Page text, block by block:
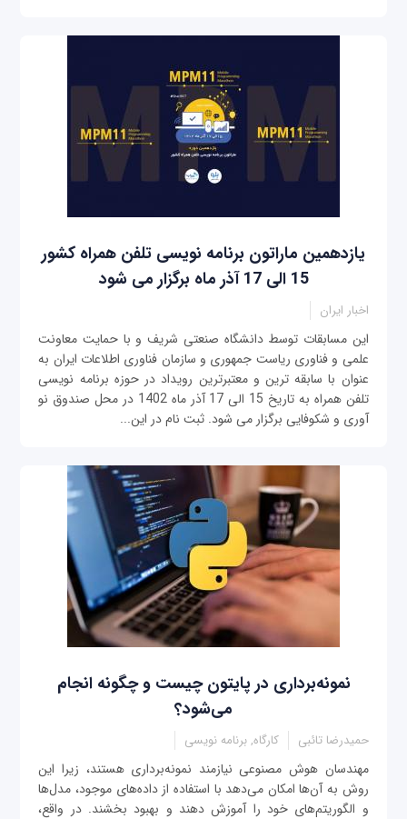
یازدهمین ماراتون برنامه نویسی تلفن همراه کشور
15 الی 17 آذر ماه برگزار می شود
اخبار ایران
این مسابقات توسط دانشگاه صنعتی شریف و با حمایت معاونت
علمی و فناوری ریاست جمهوری و سازمان فناوری اطلاعات ایران به
عنوان با سابقه ترین و معتبرترین رویداد در حوزه برنامه نویسی
تلفن همراه به تاریخ 15 الی 17 آذر ماه 1402 در محل صندوق نو
آوری و شکوفایی برگزار می شود. ثبت نام در این...
نمونه‌برداری در پایتون‌ چیست و چگونه انجام
می‌شود؟
حمیدرضا تائبی کارگاه, برنامه نویسی
مهندسان هوش مصنوعی نیازمند نمونه‌برداری هستند، زیرا این
روش به آن‌ها امکان می‌دهد با استفاده از داده‌های موجود، مدل‌ها
و الگوریتم‌های خود را آموزش دهند و بهبود بخشند. در واقع،